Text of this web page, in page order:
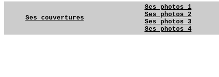
Ses couvertures
Ses photos 1
Ses photos 2
Ses photos 3
Ses photos 4